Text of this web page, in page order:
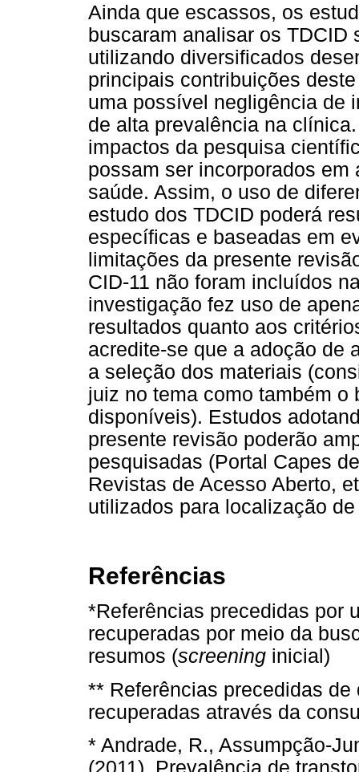
Ainda que escassos, os
buscaram analisar os
utilizando diversificados
principais contribuições
uma possível negligência de
de alta prevalência na
impactos da pesquisa
possam ser incorporados
saúde. Assim, o uso de
estudo dos TDCID poderá
específicas e baseadas em
limitações da presente
CID-11 não foram incluídos
investigação fez uso de
resultados quanto aos
acredite-se que a adoção de
a seleção dos materiais
juiz no tema como também
disponíveis). Estudos
presente revisão poderão
pesquisadas (Portal Capes
Revistas de Acesso Aberto,
utilizados para localização
Referências
*Referências precedidas por
recuperadas por meio da
resumos (screening inicial)
** Referências precedidas
recuperadas através da
* Andrade, R., Assumpção-
(2011). Prevalência de